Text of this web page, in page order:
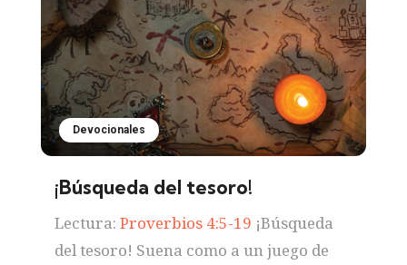
Devocionales
¡Búsqueda del tesoro!
Lectura: Proverbios 4:5-19 ¡Búsqueda
del tesoro! Suena como a un juego de